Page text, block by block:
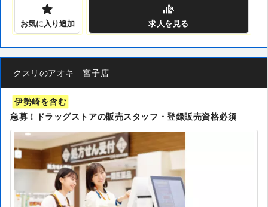
お気に入り追加 求人 を見る
クスリのアオキ 宮子店
伊勢崎を含む
急募！ドラッグストアの販売スタッフ・登録販売資格必須